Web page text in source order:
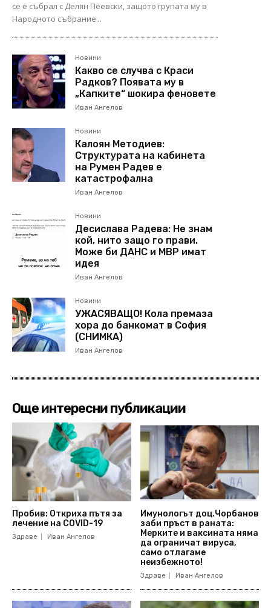
се е събрал с Делян Пеевски, защото групата му в
Народното събрание...
Новини
Какво се случва с Краси
Радков? Появата му в
„Капките“ шокира феновете
Иван Ангелов
Новини
Калоян Методиев:
Структурата на кабинета
на Румен Радев е
катастрофална
Иван Ангелов
Новини
Десислава Радева: Не знам
кой, нито защо го прави.
Може би ДАНС и МВР имат
идея
Иван Ангелов
Новини
УЖАСЯВАЩО! Кола премаза
хора до банкомат в София
(СНИМКА)
Иван Ангелов
Още интересни публикации
Пробив: Откриха пътя за
лечение на COVID-19
Здраве Иван Ангелов
Имунологът доц.Чорбанов
заби пръст в раната:
Мерките и ваксината няма
да ограничат вируса,
само отлагаме
неизбежното!
Здраве Иван Ангелов